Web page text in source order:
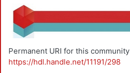
Permanent URI for this community
https://hdl.handle.net/11191/298